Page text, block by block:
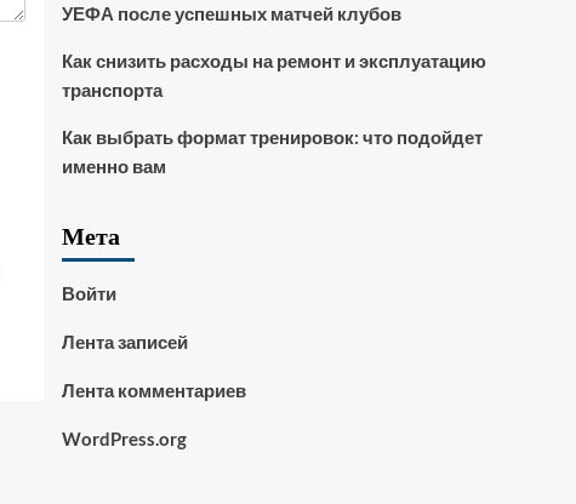
УЕФА после успешных матчей клубов
Как снизить расходы на ремонт и эксплуатацию
транспорта
Как выбрать формат тренировок: что подойдет
именно вам
Мета
Войти
Лента записей
Лента комментариев
WordPress.org